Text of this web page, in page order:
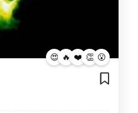
😍 🔥 ❤️ 👏 😮